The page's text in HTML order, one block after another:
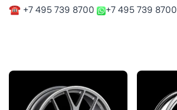
☎ +7 495 739 8700
+7 495 739 8700